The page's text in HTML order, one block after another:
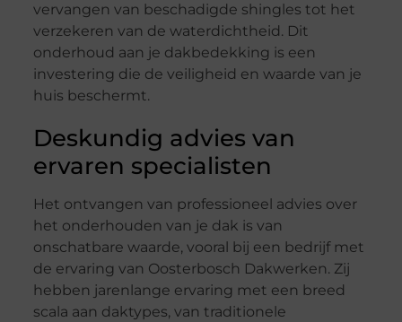
vervangen van beschadigde shingles tot het
verzekeren van de waterdichtheid. Dit
onderhoud aan je dakbedekking is een
investering die de veiligheid en waarde van je
huis beschermt.
Deskundig advies van
ervaren specialisten
Het ontvangen van professioneel advies over
het onderhouden van je dak is van
onschatbare waarde, vooral bij een bedrijf met
de ervaring van Oosterbosch Dakwerken. Zij
hebben jarenlange ervaring met een breed
scala aan daktypes, van traditionele